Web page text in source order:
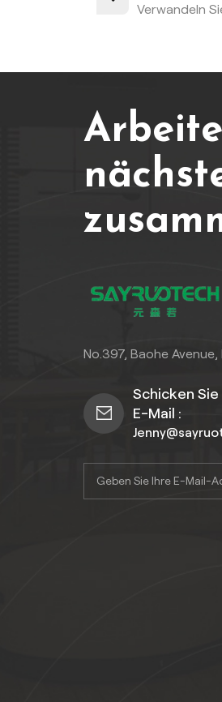
Verwandeln
No.397, Baohe
Schicken Sie
E-Mail :